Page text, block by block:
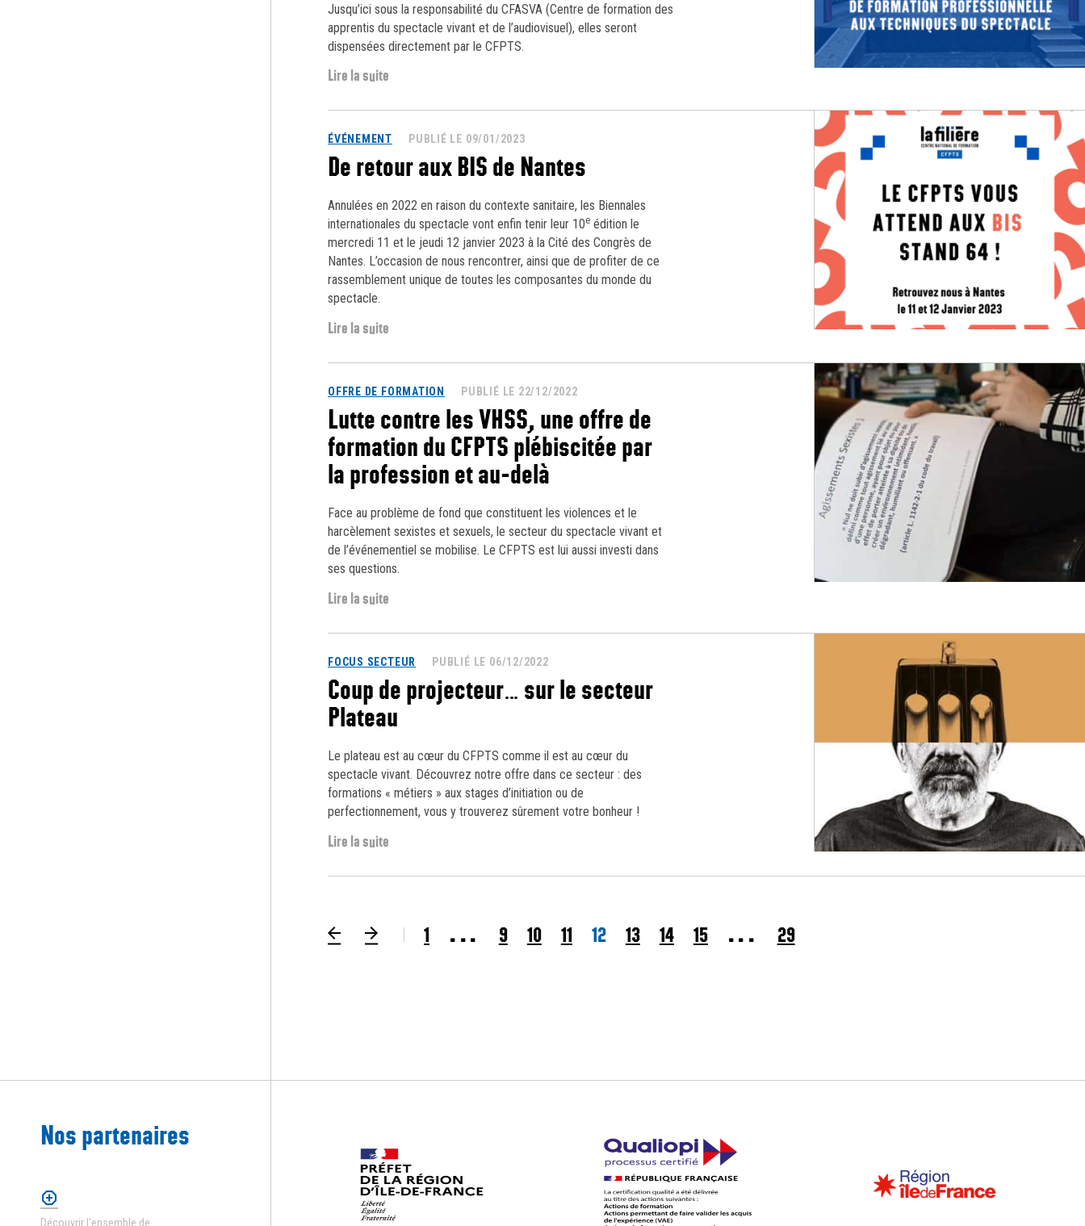
Jusqu’ici sous la responsabilité du CFASVA (Centre de formation des
apprentis du spectacle vivant et de l’audiovisuel), elles seront
dispensées directement par le CFPTS.
Lire la suite
ÉVÉNEMENT PUBLIÉ LE 09/01/2023
De retour aux BIS de Nantes
Annulées en 2022 en raison du contexte sanitaire, les Biennales
internationales du spectacle vont enfin tenir leur 10e édition le
mercredi 11 et le jeudi 12 janvier 2023 à la Cité des Congrès de
Nantes. L’occasion de nous rencontrer, ainsi que de profiter de ce
rassemblement unique de toutes les composantes du monde du
spectacle.
Lire la suite
OFFRE DE FORMATION PUBLIÉ LE 22/12/2022
Lutte contre les VHSS, une offre de
formation du CFPTS plébiscitée par
la profession et au-delà
Face au problème de fond que constituent les violences et le
harcèlement sexistes et sexuels, le secteur du spectacle vivant et
de l’événementiel se mobilise. Le CFPTS est lui aussi investi dans
ses questions.
Lire la suite
FOCUS SECTEUR PUBLIÉ LE 06/12/2022
Coup de projecteur… sur le secteur
Plateau
Le plateau est au cœur du CFPTS comme il est au cœur du
spectacle vivant. Découvrez notre offre dans ce secteur : des
formations « métiers » aux stages d’initiation ou de
perfectionnement, vous y trouverez sûrement votre bonheur !
Lire la suite
Page précédente
1 ... 9 10 11 12 13 14 15 ... 29
Page suivante
Nos partenaires
Découvrir l’ensemble de